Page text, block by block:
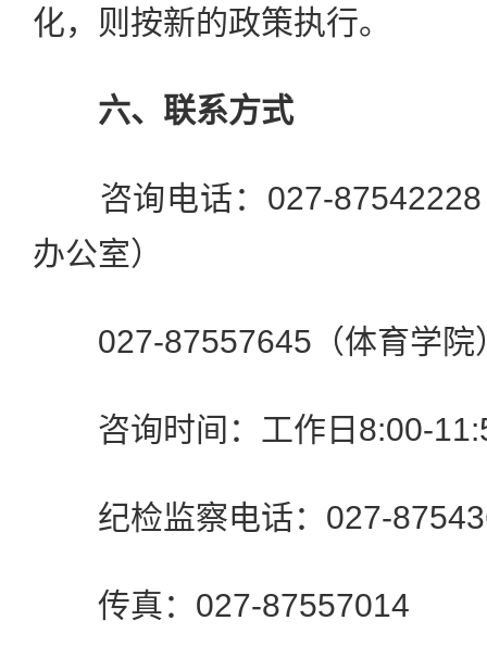
化，则按新的政策执行。
六、联系方式
咨询电话：027-87542228
办公室）
027-87557645（体育学院
咨询时间：工作日8:00-
纪检监察电话：027-
传真：027-87557014